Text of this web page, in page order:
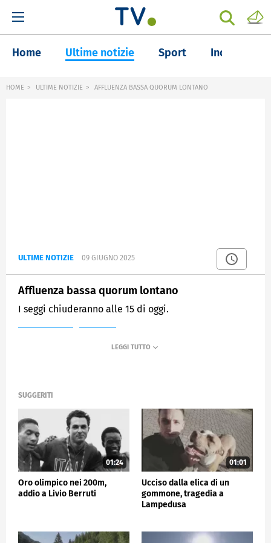
Home Ultime notizie Sport Inchieste
HOME ULTIME NOTIZIE AFFLUENZA BASSA QUORUM LONTANO
ULTIME NOTIZIE 09 GIUGNO 2025
Affluenza bassa quorum lontano
I seggi chiuderanno alle 15 di oggi.
SUGGERITI
01:24
Oro olimpico nei 200m,
addio a Livio Berruti
01:01
Ucciso dalla elica di un
gommone, tragedia a
Lampedusa